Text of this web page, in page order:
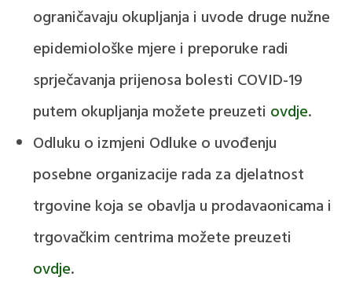
ograničavaju okupljanja i uvode druge nužne
epidemiološke mjere i preporuke radi
sprječavanja prijenosa bolesti COVID-19
putem okupljanja možete preuzeti ovdje.
Odluku o izmjeni Odluke o uvođenju
posebne organizacije rada za djelatnost
trgovine koja se obavlja u prodavaonicama i
trgovačkim centrima možete preuzeti
ovdje.